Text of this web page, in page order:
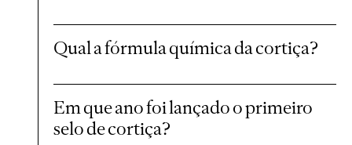
Qual a fórmula química da cortiça?
Em que ano foi lançado o primeiro
selo de cortiça?